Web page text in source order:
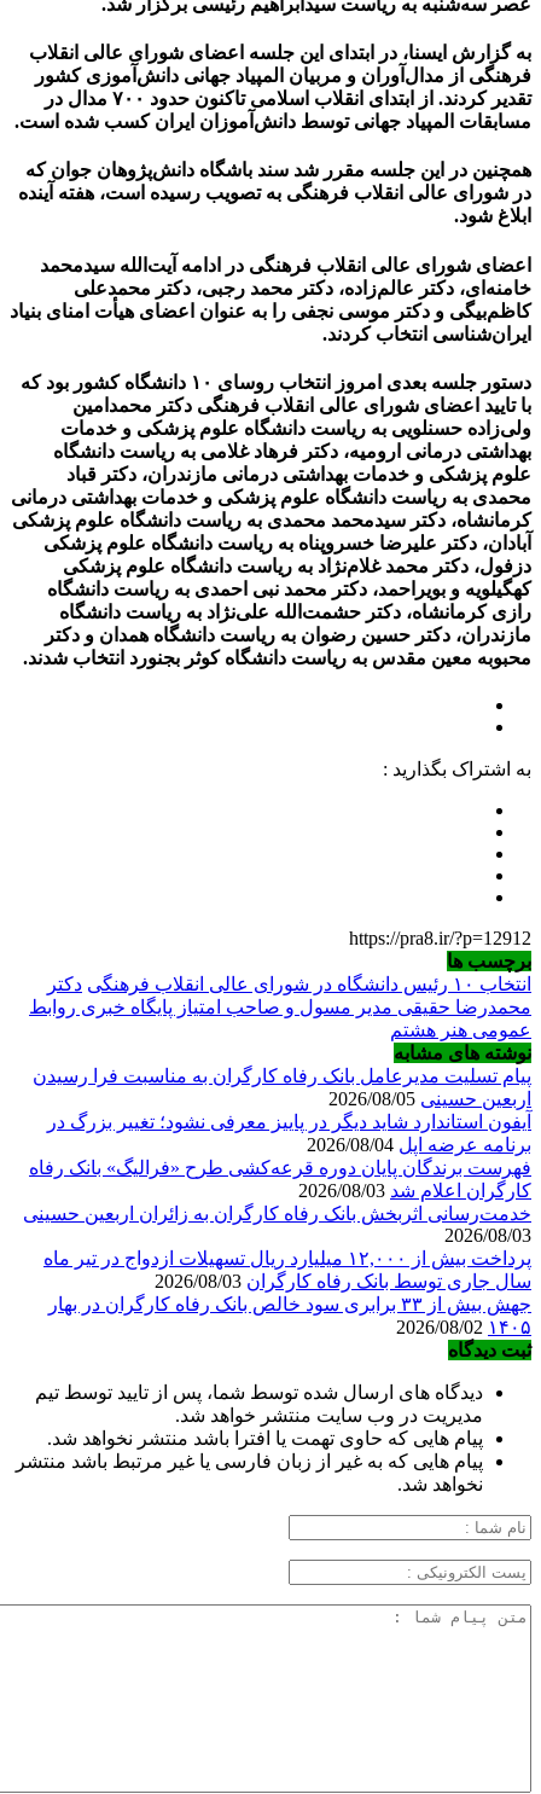
به گزارش ایسنا، در ابتدای این جلسه اعضای شورای‌ عالی انقلاب
فرهنگی از مدال‌آوران و مربیان المپیاد جهانی دانش‌آموزی کشور
تقدیر کردند. از ابتدای انقلاب اسلامی تاکنون حدود ۷۰۰ مدال در
مسابقات المپیاد جهانی توسط دانش‌آموزان ایران کسب شده است.
همچنین در این جلسه مقرر شد سند باشگاه دانش‌پژوهان جوان که
در شورای‌ عالی انقلاب فرهنگی به تصویب رسیده است، هفته آینده
ابلاغ شود.
اعضای شورای‌ عالی انقلاب فرهنگی در ادامه آیت‌الله سیدمحمد
خامنه‌ای، دکتر عالم‌زاده، دکتر محمد رجبی، دکتر محمدعلی
کاظم‌بیگی و دکتر موسی نجفی را به عنوان اعضای هیأت امنای بنیاد
ایران‌شناسی انتخاب کردند.
دستور جلسه بعدی امروز انتخاب روسای ۱۰ دانشگاه کشور بود که
با تایید اعضای شورای‌ عالی انقلاب فرهنگی دکتر محمدامین
ولی‌زاده حسنلویی به ریاست دانشگاه علوم پزشکی و خدمات
بهداشتی درمانی ارومیه، دکتر فرهاد غلامی به ریاست دانشگاه
علوم پزشکی و خدمات بهداشتی درمانی مازندران، دکتر قباد
محمدی به ریاست دانشگاه علوم پزشکی و خدمات بهداشتی درمانی
کرمانشاه، دکتر سیدمحمد محمدی به ریاست دانشگاه علوم پزشکی
آبادان، دکتر علیرضا خسروپناه به ریاست دانشگاه علوم پزشکی
دزفول، دکتر محمد غلام‌نژاد به ریاست دانشگاه علوم پزشکی
کهگیلویه و بویراحمد، دکتر محمد نبی ‌احمدی به ریاست دانشگاه
رازی کرمانشاه، دکتر حشمت‌الله علی‌نژاد به ریاست دانشگاه
مازندران، دکتر حسین رضوان به ریاست دانشگاه همدان و دکتر
محبوبه معین مقدس به ریاست دانشگاه کوثر بجنورد انتخاب شدند.
به اشتراک بگذارید :
https://pra8.ir/?p=12912
برچسب ها
انتخاب ۱۰ رئیس دانشگاه در شورای‌ عالی انقلاب فرهنگی
دکتر
محمدرضا حقیقی مدیر مسول و صاحب امتیاز پایگاه خبری روابط
عمومی هنر هشتم
نوشته های مشابه
پیام تسلیت مدیرعامل بانک رفاه کارگران به مناسبت فرا رسیدن
اربعین حسینی
آیفون استاندارد شاید دیگر در پاییز معرفی نشود؛ تغییر بزرگ در
برنامه عرضه اپل
فهرست برندگان پایان دوره قرعه‌کشی طرح «فرالیگ» بانک رفاه
کارگران اعلام شد
خدمت‌رسانی اثربخش بانک رفاه کارگران به زائران اربعین حسینی
2026/08/03
پرداخت بیش از ۱۲,۰۰۰ میلیارد ریال تسهیلات ازدواج در تیر ماه
سال جاری توسط بانک رفاه کارگران
جهش بیش از ۳۳ برابری سود خالص بانک رفاه کارگران در بهار
۱۴۰۵
ثبت دیدگاه
دیدگاه های ارسال شده توسط شما، پس از تایید توسط تیم
مدیریت در وب سایت منتشر خواهد شد.
پیام هایی که حاوی تهمت یا افترا باشد منتشر نخواهد شد.
پیام هایی که به غیر از زبان فارسی یا غیر مرتبط باشد منتشر
نخواهد شد.